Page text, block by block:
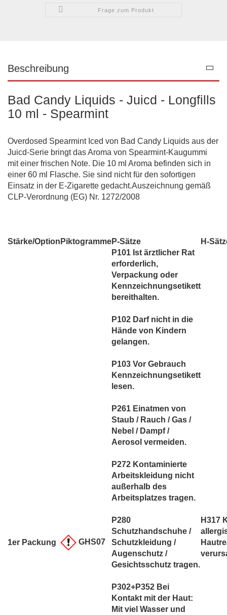
Frage zum Produkt
Beschreibung
Bad Candy Liquids - Juicd - Longfills
10 ml - Spearmint
Overdosed Spearmint Iced von Bad Candy Liquids aus der
Juicd-Serie bringt das Aroma von Spearmint-Kaugummi
mit einer frischen Note. Die 10 ml Aroma befinden sich in
einer 60 ml Flasche. Sie sind nicht für den sofortigen
Einsatz in der E-Zigarette gedacht.Auszeichnung gemäß
CLP-Verordnung (EG) Nr. 1272/2008
Stärke/Option PiktogrammeP-Sätze H-
1er Packung GHS07
P101 Ist ärztlicher Rat
erforderlich,
Verpackung oder
Kennzeichnungsetikett
bereithalten.
P102 Darf nicht in die
Hände von Kindern
gelangen.
P103 Vor Gebrauch
Kennzeichnungsetikett
lesen.
P261 Einatmen von
Staub / Rauch / Gas /
Nebel / Dampf /
Aerosol vermeiden.
P272 Kontaminierte
Arbeitskleidung nicht
außerhalb des
Arbeitsplatzes tragen.
P280
Schutzhandschuhe /
Schutzkleidung /
Augenschutz /
Gesichtsschutz tragen.
P302+P352 Bei
Kontakt mit der Haut:
Mit viel Wasser und
H317